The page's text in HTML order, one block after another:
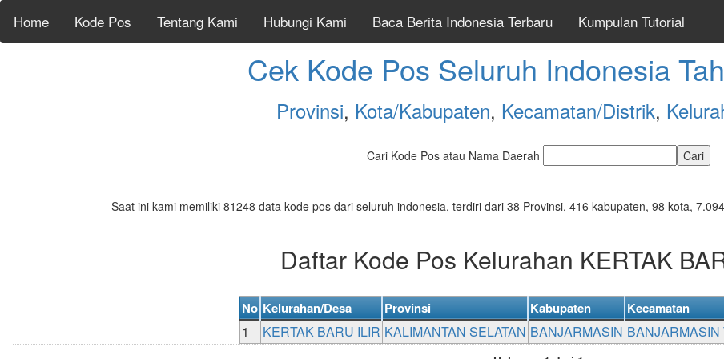
Home Kode Pos Tentang Kami Hubungi Kami Baca Berita Indonesia Terbaru Kumpulan Tutorial
Cek Kode Pos Seluruh Indonesia
Provinsi, Kota/Kabupaten, Kecamatan/Distrik,
Cari Kode Pos atau Nama Daerah
Saat ini kami memiliki 81248 data kode pos dari seluruh indonesia, terdiri dari 38 Provinsi, 416 kabupaten, 98 kota,
Daftar Kode Pos Kelurahan KERTAK
No Kelurahan/Desa Provinsi Kabupaten Kecamatan
1 KERTAK BARU ILIR KALIMANTAN SELATAN BANJARMASIN BANJARMASIN